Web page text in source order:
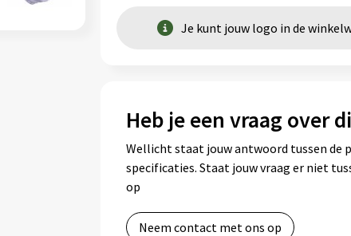
Je kunt jouw logo in de
Heb je een vraag over
Wellicht staat jouw antwoord tussen de
specificaties. Staat jouw vraag er niet
op
Neem contact met ons op